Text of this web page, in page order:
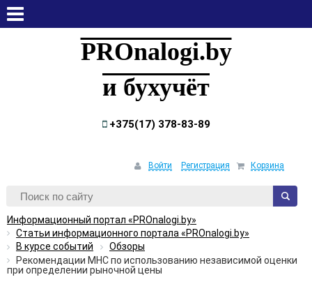
PROnalogi.by
и бухучёт
+375(17) 378-83-89
Войти Регистрация Корзина
Информационный портал «PROnalogi.by»
Статьи информационного портала «PROnalogi.by»
В курсе событий
Обзоры
Рекомендации МНС по использованию независимой оценки
при определении рыночной цены